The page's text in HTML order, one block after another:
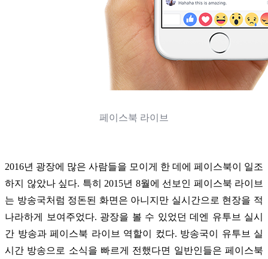
페이스북 라이브
2016년 광장에 많은 사람들을 모이게 한 데에 페이스북이 일조
하지 않았나 싶다. 특히 2015년 8월에 선보인 페이스북 라이브
는 방송국처럼 정돈된 화면은 아니지만 실시간으로 현장을 적
나라하게 보여주었다. 광장을 볼 수 있었던 데엔 유투브 실시
간 방송과 페이스북 라이브 역할이 컸다. 방송국이 유투브 실
시간 방송으로 소식을 빠르게 전했다면 일반인들은 페이스북